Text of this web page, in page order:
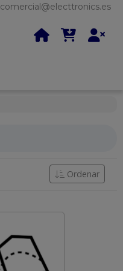
comercial@electtronics.es
Ordenar